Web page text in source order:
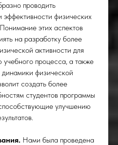
проводить
эффективности физических
этих аспектов
на разработку более
активности для
учебного процесса, а также
физической
создать более
студентов программы
улучшению
Нами была проведена